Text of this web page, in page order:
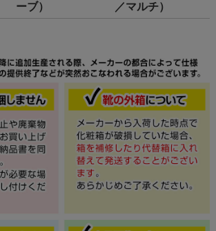
ーブ）
／マルチ）